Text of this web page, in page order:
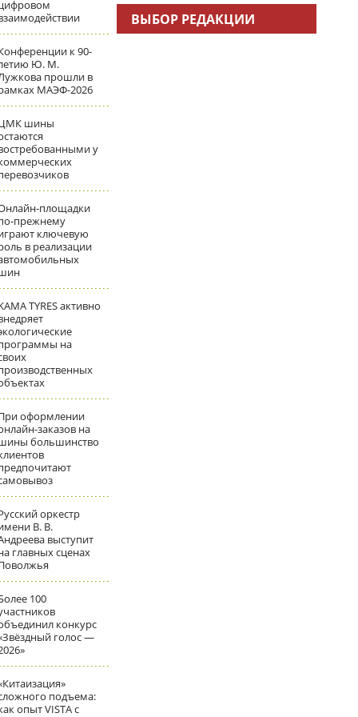
к 90-
Ю. М.
прошли в
МАЭФ-2026
шины
у
площадки
прежнему
ключевую
в реализации
TYRES активно
на
оформлении
заказов на
большинство
оркестр
В. В.
выступит
главных сценах
100
конкурс
голос —
подъема:
опыт VISTA с
ВЫБОР РЕДАКЦИИ